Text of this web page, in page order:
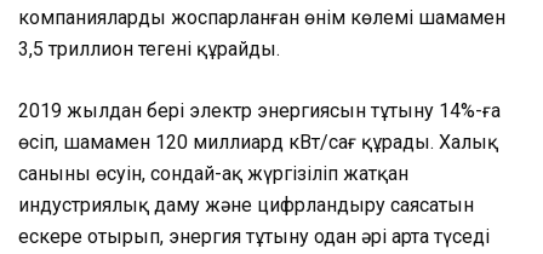
компаниялардың жоспарланған өнім көлемі шамамен
3,5 триллион теңгені құрайды.
2019 жылдан бері электр энергиясын тұтыну 14%-ға
өсіп, шамамен 120 миллиард кВт/сағ құрады. Халық
санының өсуін, сондай-ақ жүргізіліп жатқан
индустриялық даму және цифрландыру саясатын
ескере отырып, энергия тұтыну одан әрі арта түседі